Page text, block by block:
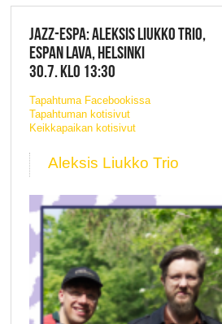
JAZZ-ESPA: ALEKSIS LIUKKO TRIO,
ESPAN LAVA, HELSINKI
30.7. KLO 13:30
Tapahtuma Facebookissa
Tapahtuman kotisivut
Keikkapaikan kotisivut
Aleksis Liukko Trio